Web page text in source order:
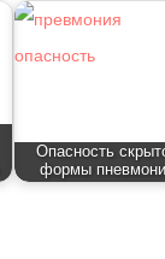
Опасность
формы